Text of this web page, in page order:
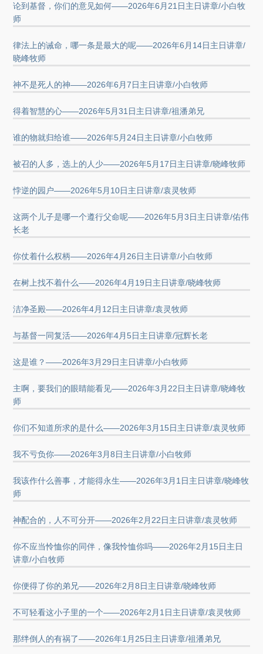
论到基督，你们的意见如何——2026年6月21日主日讲章/小白牧
师
律法上的诫命，哪一条是最大的呢——2026年6月14日主日讲章/
晓峰牧师
神不是死人的神——2026年6月7日主日讲章/小白牧师
得着智慧的心——2026年5月31日主日讲章/祖潘弟兄
谁的物就归给谁——2026年5月24日主日讲章/小白牧师
被召的人多，选上的人少——2026年5月17日主日讲章/晓峰牧师
悖逆的园户——2026年5月10日主日讲章/袁灵牧师
这两个儿子是哪一个遵行父命呢——2026年5月3日主日讲章/佑伟
长老
你仗着什么权柄——2026年4月26日主日讲章/小白牧师
在树上找不着什么——2026年4月19日主日讲章/晓峰牧师
洁净圣殿——2026年4月12日主日讲章/袁灵牧师
与基督一同复活——2026年4月5日主日讲章/冠辉长老
这是谁？——2026年3月29日主日讲章/小白牧师
主啊，要我们的眼睛能看见——2026年3月22日主日讲章/晓峰牧
师
你们不知道所求的是什么——2026年3月15日主日讲章/袁灵牧师
我不亏负你——2026年3月8日主日讲章/小白牧师
我该作什么善事，才能得永生——2026年3月1日主日讲章/晓峰牧
师
神配合的，人不可分开——2026年2月22日主日讲章/袁灵牧师
你不应当怜恤你的同伴，像我怜恤你吗——2026年2月15日主日
讲章/小白牧师
你便得了你的弟兄——2026年2月8日主日讲章/晓峰牧师
不可轻看这小子里的一个——2026年2月1日主日讲章/袁灵牧师
那绊倒人的有祸了——2026年1月25日主日讲章/祖潘弟兄